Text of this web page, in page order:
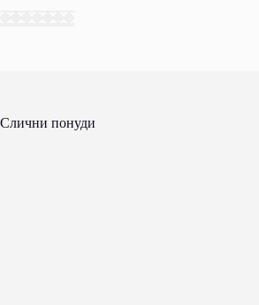
Слични понуди